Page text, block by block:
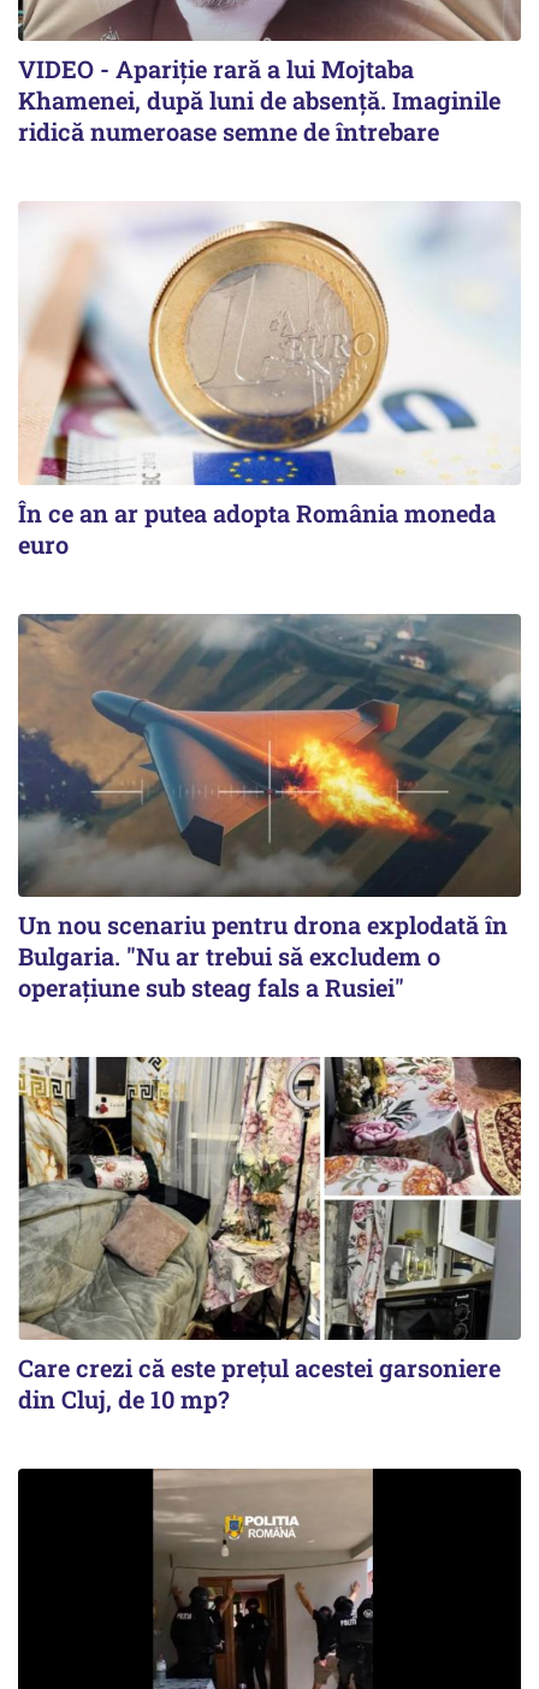
VIDEO - Apariție rară a lui Mojtaba
Khamenei, după luni de absență. Imaginile
ridică numeroase semne de întrebare
În ce an ar putea adopta România moneda
euro
Un nou scenariu pentru drona explodată în
Bulgaria. "Nu ar trebui să excludem o
operațiune sub steag fals a Rusiei"
Care crezi că este prețul acestei garsoniere
din Cluj, de 10 mp?